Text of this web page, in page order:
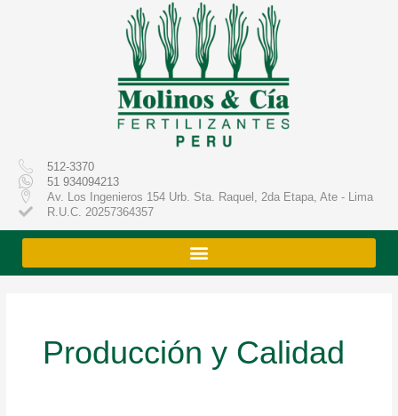
512-3370
51 934094213
Av. Los Ingenieros 154 Urb. Sta. Raquel, 2da Etapa, Ate - Lima
R.U.C. 20257364357
Producción y Calidad